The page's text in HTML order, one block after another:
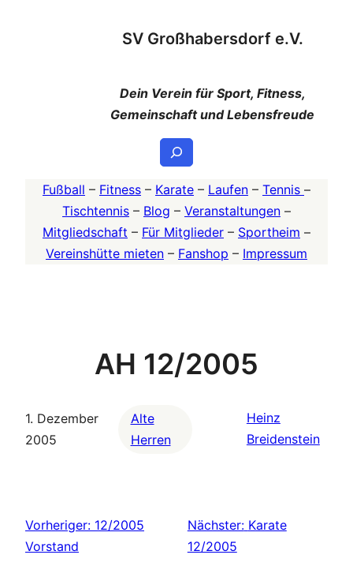
SV Großhabersdorf e.V.
Dein Verein für Sport, Fitness,
Gemeinschaft und Lebensfreude
Suchen
Fußball – Fitness – Karate – Laufen – Tennis –
Tischtennis – Blog – Veranstaltungen –
Mitgliedschaft – Für Mitglieder – Sportheim –
Vereinshütte mieten – Fanshop – Impressum
AH 12/2005
1. Dezember
2005
Alte
Herren
Heinz
Breidenstein
Vorheriger: 12/2005
Vorstand
Nächster: Karate
12/2005